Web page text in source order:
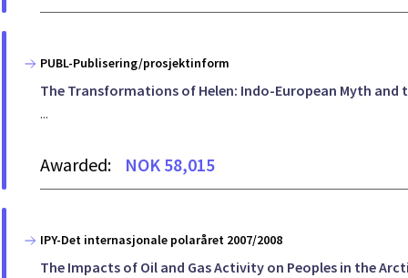
PUBL-Publisering/prosjektinform
The Transformations of Helen: Indo-European Myth and
...
Awarded: NOK 58,015
IPY-Det internasjonale polaråret 2007/2008
The Impacts of Oil and Gas Activity on Peoples in the